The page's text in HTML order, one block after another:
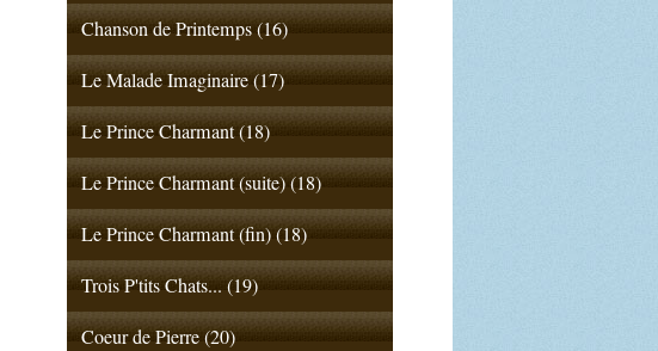
Chanson de Printemps (16)
Le Malade Imaginaire (17)
Le Prince Charmant (18)
Le Prince Charmant (suite) (18)
Le Prince Charmant (fin) (18)
Trois P'tits Chats... (19)
Coeur de Pierre (20)